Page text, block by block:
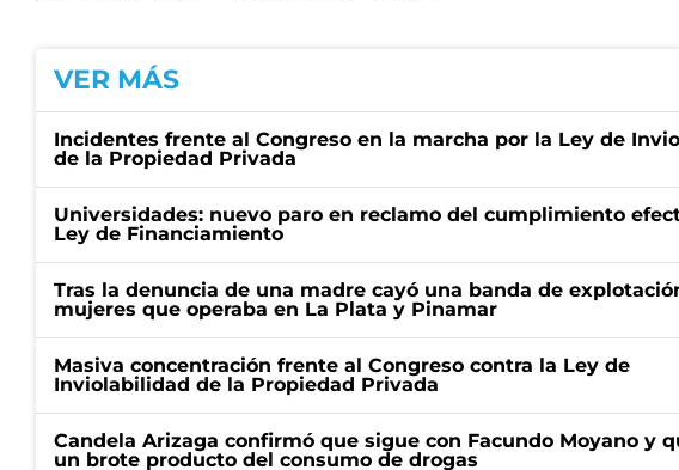
VER MÁS
Incidentes frente al Congreso en la marcha por la Ley de
de la Propiedad Privada
Universidades: nuevo paro en reclamo del cumplimiento
Ley de Financiamiento
Tras la denuncia de una madre cayó una banda de
mujeres que operaba en La Plata y Pinamar
Masiva concentración frente al Congreso contra la Ley de
Inviolabilidad de la Propiedad Privada
Candela Arizaga confirmó que sigue con Facundo Moyano y
un brote producto del consumo de drogas